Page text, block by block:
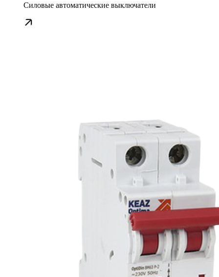
Силовые автоматические выключатели